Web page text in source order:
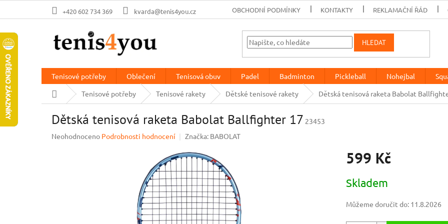
+420 602 734 369 kvarda@tenis4you.cz OBCHODNÍ PODMÍNKY KONTAKTY REKLAMAČNÍ ŘÁD
HLEDAT
Tenisové potřeby Oblečení Tenisová obuv Padel Badminton Pickleball Nohejbal
Domů Tenisové potřeby Tenisové rakety Dětské tenisové rakety Dětská tenisová raketa Babolat
Dětská tenisová raketa Babolat Ballfighter 17 23453
Průměrné
Neohodnoceno Podrobnosti hodnocení Značka: BABOLAT
599 Kč
cena:
Skladem
Můžeme doručit do: 11.8.2026